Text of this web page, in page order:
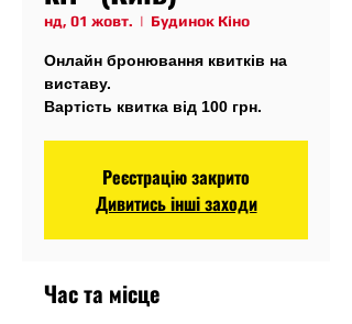
нд, 01 жовт.
  |
Будинок Кіно
Онлайн бронювання квитків на
виставу.
Вартість квитка від 100 грн.
Реєстрацію закрито
Дивитись інші заходи
Час та місце